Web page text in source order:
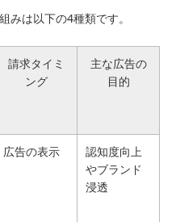
みは以下の4種類です。
請求タイミ
ング
主な広告の
目的
広告の表示
認知度向上
やブランド
浸透